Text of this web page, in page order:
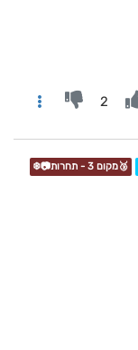
2
🥉מקום 3 - תחרות📷❄️